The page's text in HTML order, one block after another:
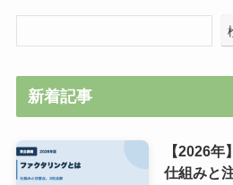
新着記事
【2026
仕組みと